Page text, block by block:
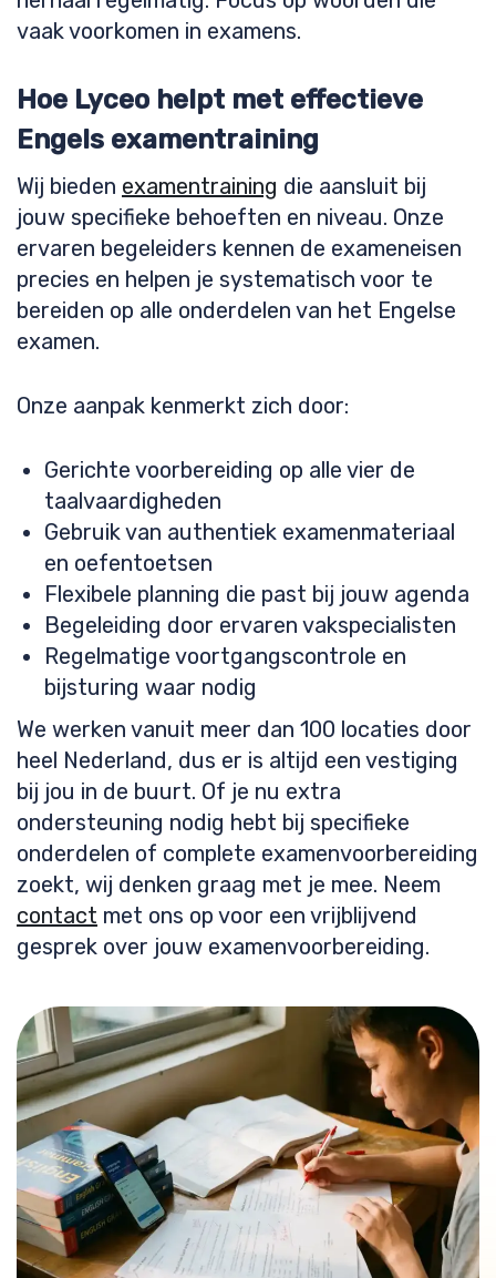
vaak voorkomen in examens.
Hoe Lyceo helpt met effectieve
Engels examentraining
Wij bieden examentraining die aansluit bij
jouw specifieke behoeften en niveau. Onze
ervaren begeleiders kennen de exameneisen
precies en helpen je systematisch voor te
bereiden op alle onderdelen van het Engelse
examen.
Onze aanpak kenmerkt zich door:
Gerichte voorbereiding op alle vier de
taalvaardigheden
Gebruik van authentiek examenmateriaal
en oefentoetsen
Flexibele planning die past bij jouw agenda
Begeleiding door ervaren vakspecialisten
Regelmatige voortgangscontrole en
bijsturing waar nodig
We werken vanuit meer dan 100 locaties door
heel Nederland, dus er is altijd een vestiging
bij jou in de buurt. Of je nu extra
ondersteuning nodig hebt bij specifieke
onderdelen of complete examenvoorbereiding
zoekt, wij denken graag met je mee. Neem
contact met ons op voor een vrijblijvend
gesprek over jouw examenvoorbereiding.